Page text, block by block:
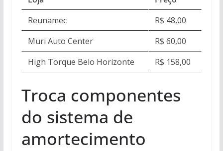
Reunamec
R$ 48,00
Muri Auto Center
R$ 60,00
High Torque Belo Horizonte
R$ 158,00
Troca componentes
do sistema de
amortecimento